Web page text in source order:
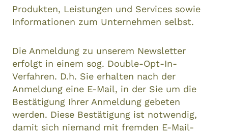
Produkten, Leistungen und Services sowie
Informationen zum Unternehmen selbst.
Die Anmeldung zu unserem Newsletter
erfolgt in einem sog. Double-Opt-In-
Verfahren. D.h. Sie erhalten nach der
Anmeldung eine E-Mail, in der Sie um die
Bestätigung Ihrer Anmeldung gebeten
werden. Diese Bestätigung ist notwendig,
damit sich niemand mit fremden E-Mail-